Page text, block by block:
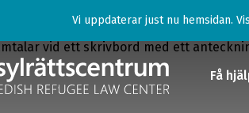
Vi uppdaterar just nu hemsidan.
Få